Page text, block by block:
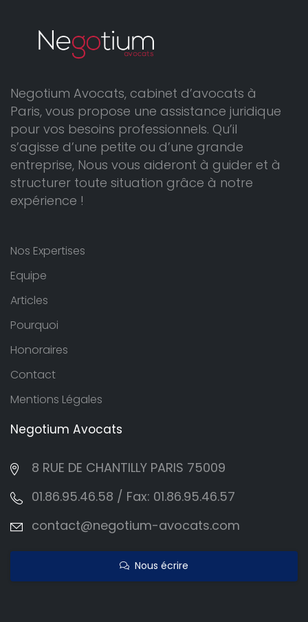
Negotium Avocats, cabinet d’avocats à
Paris, vous propose une assistance juridique
pour vos besoins professionnels. Qu’il
s’agisse d’une petite ou d’une grande
entreprise, Nous vous aideront à guider et à
structurer toute situation grâce à notre
expérience !
Nos Expertises
Equipe
Articles
Pourquoi
Honoraires
Contact
Mentions Légales
Negotium Avocats
8 RUE DE CHANTILLY PARIS 75009
01.86.95.46.58 / Fax: 01.86.95.46.57
contact@negotium-avocats.com
Nous écrire